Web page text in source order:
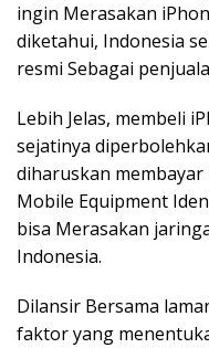
ingin Merasakan
diketahui, Indonesia
resmi Sebagai
Lebih Jelas, membeli
sejatinya
diharuskan
Mobile Equipment
bisa Merasakan
Indonesia.
Dilansir Bersama
faktor yang